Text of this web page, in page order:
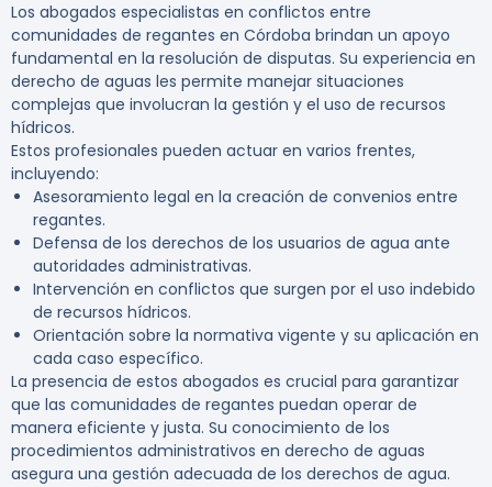
Los abogados especialistas en conflictos entre
comunidades de regantes en Córdoba brindan un apoyo
fundamental en la resolución de disputas. Su experiencia en
derecho de aguas les permite manejar situaciones
complejas que involucran la gestión y el uso de recursos
hídricos.
Estos profesionales pueden actuar en varios frentes,
incluyendo:
Asesoramiento legal en la creación de convenios entre
regantes.
Defensa de los derechos de los usuarios de agua ante
autoridades administrativas.
Intervención en conflictos que surgen por el uso indebido
de recursos hídricos.
Orientación sobre la normativa vigente y su aplicación en
cada caso específico.
La presencia de estos abogados es crucial para garantizar
que las comunidades de regantes puedan operar de
manera eficiente y justa. Su conocimiento de los
procedimientos administrativos en derecho de aguas
asegura una gestión adecuada de los derechos de agua.